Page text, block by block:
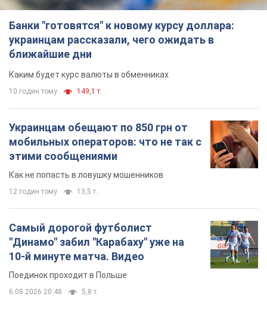
Украинцам обещают по 850 грн от
мобильных операторов: что не так с
этими сообщениями
Как не попасть в ловушку мошенников
12 годин тому 13,5 т.
Самый дорогой футболист
"Динамо" забил "Карабаху" уже на
10-й минуте матча. Видео
Поединок проходит в Польше
6.08.2026 20:48 5,8 т.